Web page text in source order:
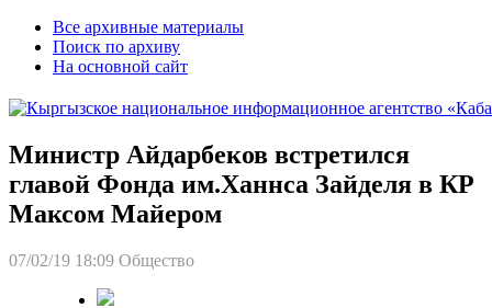
Все архивные материалы
Поиск по архиву
На основной сайт
Министр Айдарбеков встретился
главой Фонда им.Ханнса Зайделя в КР
Максом Майером
07/02/19 18:09 Общество